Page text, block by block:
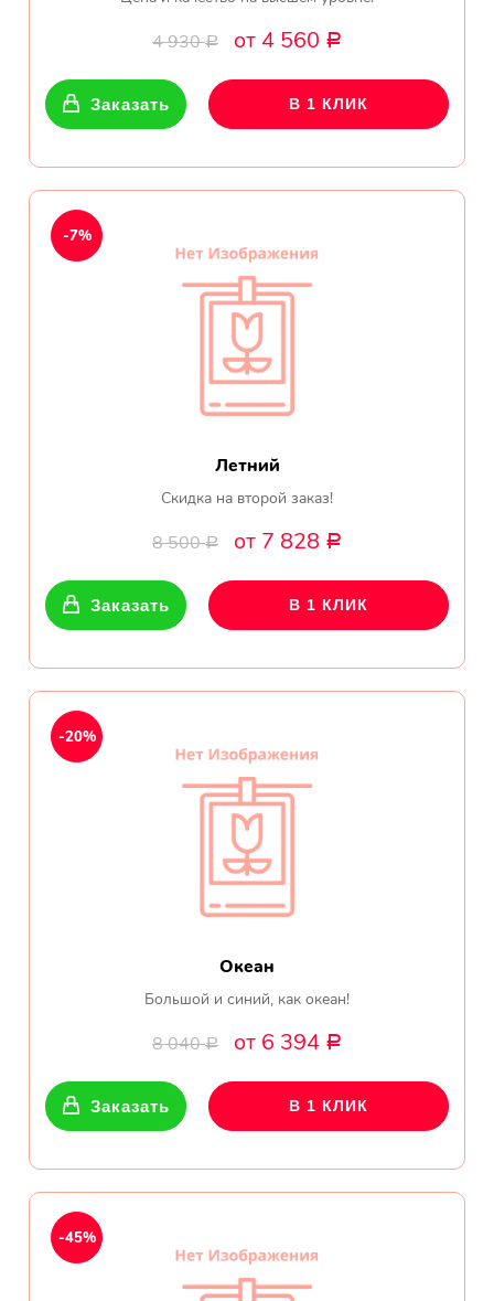
4 930Р от 4 560 Р
Заказать В 1 КЛИК
Летний
Скидка на второй заказ!
8 500Р от 7 828 Р
-7%
Заказать В 1 КЛИК
Океан
Большой и синий, как океан!
8 040Р от 6 394 Р
-20%
Заказать В 1 КЛИК
-45%